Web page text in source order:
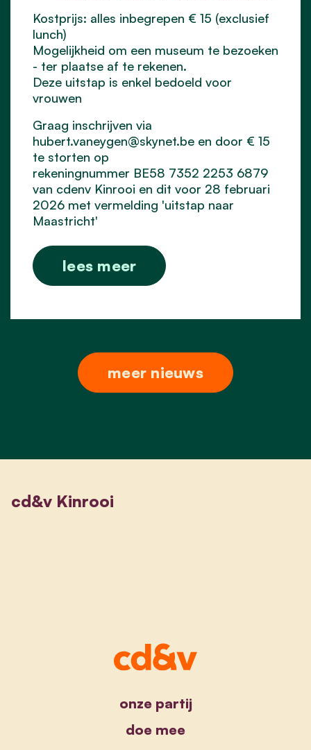
Kostprijs: alles inbegrepen € 15 (exclusief
lunch)
Mogelijkheid om een museum te bezoeken
- ter plaatse af te rekenen.
Deze uitstap is enkel bedoeld voor
vrouwen
Graag inschrijven via
hubert.vaneygen@skynet.be en door € 15
te storten op
rekeningnummer BE58 7352 2253 6879
van cdenv Kinrooi en dit voor 28 februari
2026 met vermelding 'uitstap naar
Maastricht'
lees meer
meer nieuws
cd&v Kinrooi
onze partij
doe mee